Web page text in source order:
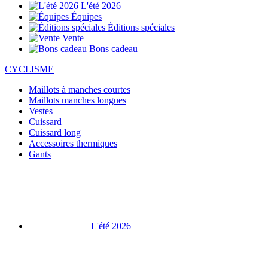
L'été 2026
Équipes
Éditions spéciales
Vente
Bons cadeau
CYCLISME
Maillots à manches courtes
Maillots manches longues
Vestes
Cuissard
Cuissard long
Accessoires thermiques
Gants